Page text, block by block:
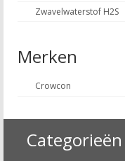
Zwavelwaterstof H2S
Merken
Crowcon
Categorieën